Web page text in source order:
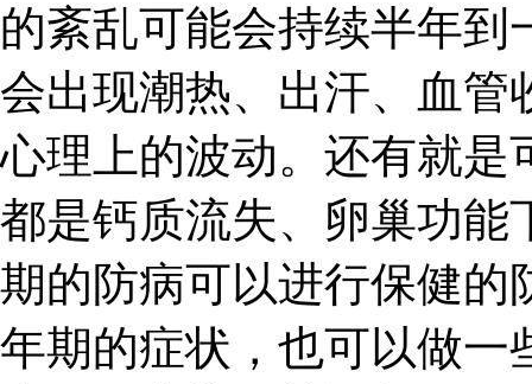
的紊乱可能会持续半年
会出现潮热、出汗、血管
心理上的波动。还有就是
都是钙质流失、卵巢功能
期的防病可以进行保健的
年期的症状，也可以做一